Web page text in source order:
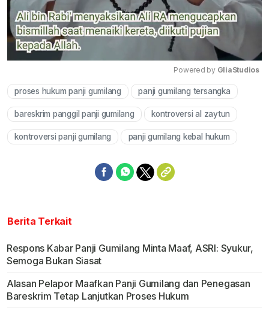
Mute
Powered by GliaStudios
proses hukum panji gumilang panji gumilang tersangka
bareskrim panggil panji gumilang kontroversi al zaytun
kontroversi panji gumilang panji gumilang kebal hukum
Berita Terkait
Respons Kabar Panji Gumilang Minta Maaf, ASRI: Syukur,
Semoga Bukan Siasat
Alasan Pelapor Maafkan Panji Gumilang dan Penegasan
Bareskrim Tetap Lanjutkan Proses Hukum